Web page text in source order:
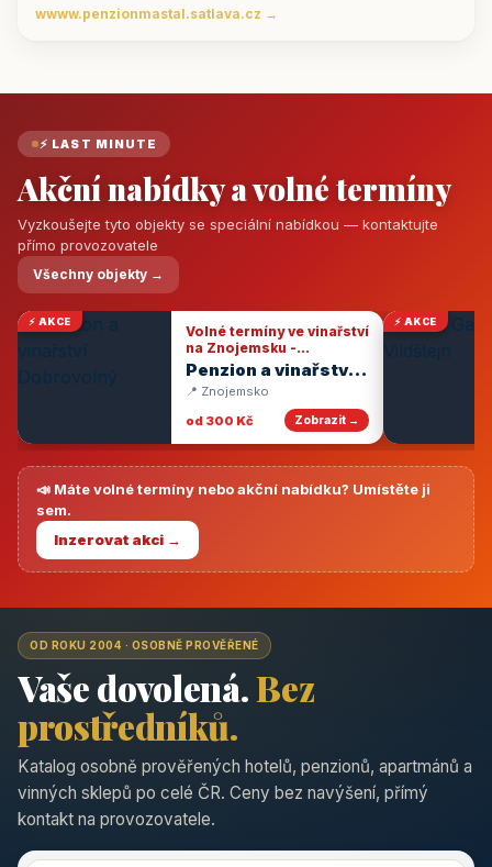
wwww.penzionmastal.satlava.cz →
⚡ LAST MINUTE
Akční nabídky a volné termíny
Vyzkoušejte tyto objekty se speciální nabídkou — kontaktujte
přímo provozovatele
Všechny objekty →
⚡ AKCE
Volné termíny ve vinařství
na Znojemsku -
degustace vín
Penzion a vinařství
Dobrovolný
📍 Znojemsko
od 300 Kč
Zobrazit →
⚡ AKCE
📣 Máte volné termíny nebo akční nabídku? Umístěte ji
sem.
Inzerovat akci →
OD ROKU 2004 · OSOBNĚ PROVĚŘENÉ
Vaše dovolená.Bez
prostředníků.
Katalog osobně prověřených hotelů, penzionů, apartmánů a
vinných sklepů po celé ČR. Ceny bez navýšení, přímý
kontakt na provozovatele.